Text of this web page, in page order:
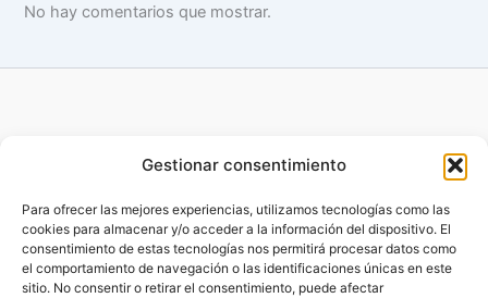
Gestionar consentimiento
Para ofrecer las mejores experiencias, utilizamos tecnologías como las
cookies para almacenar y/o acceder a la información del dispositivo. El
consentimiento de estas tecnologías nos permitirá procesar datos como
el comportamiento de navegación o las identificaciones únicas en este
sitio. No consentir o retirar el consentimiento, puede afectar
No hay comentarios que mostrar.
Copyright © 2014 - 2026 Benefitsfactory |Desarrollado por
MareMagna Marketing Mallorca